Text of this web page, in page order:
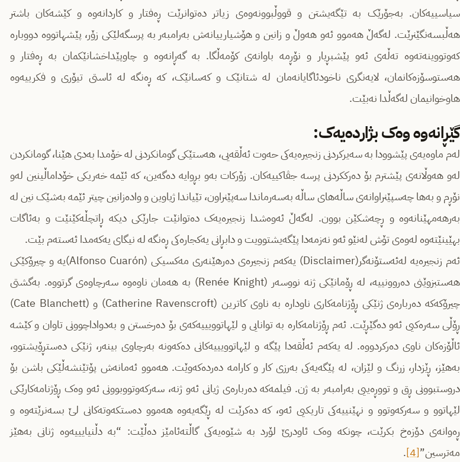
سیاسییەکان. بەجۆرێک بە تێگەیشتن و قووڵبوونەوەی زیاتر دەتوانرێت ڕەفتار و کاردانەوە و کێشەکان باشتر
هەڵبسەنگێنرێت. لەگەڵ هەموو ئەو هەوڵ و زانین و هۆشیارییانەش بەرامبەر بە پرسگەلێکی زۆر، پێشهاتووە دووبارە
کەوتووینەتەوە تەڵەی ئەو پێشبڕیار و نۆڕمە باوانەی کۆمەڵگا. بە گەڕانەوە و چاوپێداخشانێکمان بە ڕەفتار و
هەستوسۆزەکانمان، لایەنگری ناخودئاگایانەمان لە شتانێک و کەسانێک، کە ڕەنگە لە ئاستی تیۆری و فکرییەوە
هاوخوانیمان لەگەڵدا نەبێت.
گێڕانەوە وەک بژاردەیەک:
لەم ماوەیەی پێشوودا بە سەیرکردنی زنجیرەیەکی حەوت ئەڵقەیی، هەستێکی گومانکردنی لە خۆمدا بەدی هێنا، گومانکردن
لەو هەوڵانەی پێشترم بۆ دەرککردنی پرسە جڤاکییەکان. زۆرکات بەو بڕوایە دەگەین، کە ئێمە خەریکی خۆداماڵینین لەو
نۆڕم و بەها چەسپێنراوانەی ساڵەهای ساڵە بەسەرماندا سەپێنراون، تێیاندا ژیاوین و وادەزانین چیتر ئێمە بەشێک نین لە
بەرهەمهێنانەوە و ڕچەشکێن بوون. لەگەڵ ئەوەشدا زنجیرەیەک دەتوانێت جارێکی دیکە ڕاتچڵەکێنێت و بەئاگات
بهێینێتەوە لەوەی تۆش لەنێو ئەو نەزمەدا پێگەیشتوویت و دابڕانی یەکجارەکی ڕەنگە لە نیگای یەکەمدا ئەستەم بێت.
ئەم زنجیرەیە لەئەستۆنەگر(Disclaimer) یەکەم زنجیرەی دەرهێنەری مەکسیکی (Alfonso Cuarón)یە و چیرۆکێکی
هەستبزوێنی دەروونییە، لە ڕۆمانێکی ژنە نووسەر (Renée Knight) بە هەمان ناوەوە سەرچاوەی گرتووە. بەگشتی
چیرۆکەکە دەربارەی ژنێکی ڕۆژنامەکاری ناودارە بە ناوی کاترین (Catherine Ravenscroft) و (Cate Blanchett)
ڕۆڵی سەرەکیی ئەو دەگێڕێت. ئەم ڕۆژنامەکارە بە توانایی و لێهاتوویییەکەی بۆ دەرخستن و بەدواداچوونی تاوان و کێشە
ئاڵۆزەکان ناوی دەرکردووە. لە یەکەم ئەڵقەدا پێگە و لێهاتوویییەکانی دەکەونە بەرچاوی بینەر، ژنێکی دەستڕۆیشتوو،
بەهێز، ڕێزدار، زرنگ و لێزان، لە پێگەیەکی بەرزی کار و کارامە دەردەکەوێت. هەموو ئەمانەش پۆتێنشەڵێکی باشن بۆ
دروستبوونی ڕق و تووڕەییی بەرامبەر بە ژن. فیلمەکە دەربارەی ژیانی ئەو ژنە، سەرکەوتووبوونی ئەو وەک ڕۆژنامەکارێکی
لێهاتوو و سەرکەوتوو و نهێنییەکی تاریکیی ئەو، کە دەکرێت لە ڕێگەیەوە هەموو دەستکەوتەکانی لێ بسەنرێتەوە و
ڕەوانەی دۆزەخ بکرێت، چونکە وەک ئاودرێ لۆرد بە شێوەیەکی گاڵتەئامێز دەڵێت: “بە دڵنیایییەوە ژنانی بەهێز
مەترسین”[4]
.